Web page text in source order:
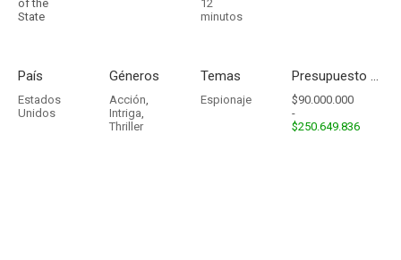
of the
State
12
minutos
País
Estados
Unidos
Géneros
Acción,
Intriga,
Thriller
Temas
Espionaje
Presupuesto - Ingresos
$90.000.000
-
$250.649.836